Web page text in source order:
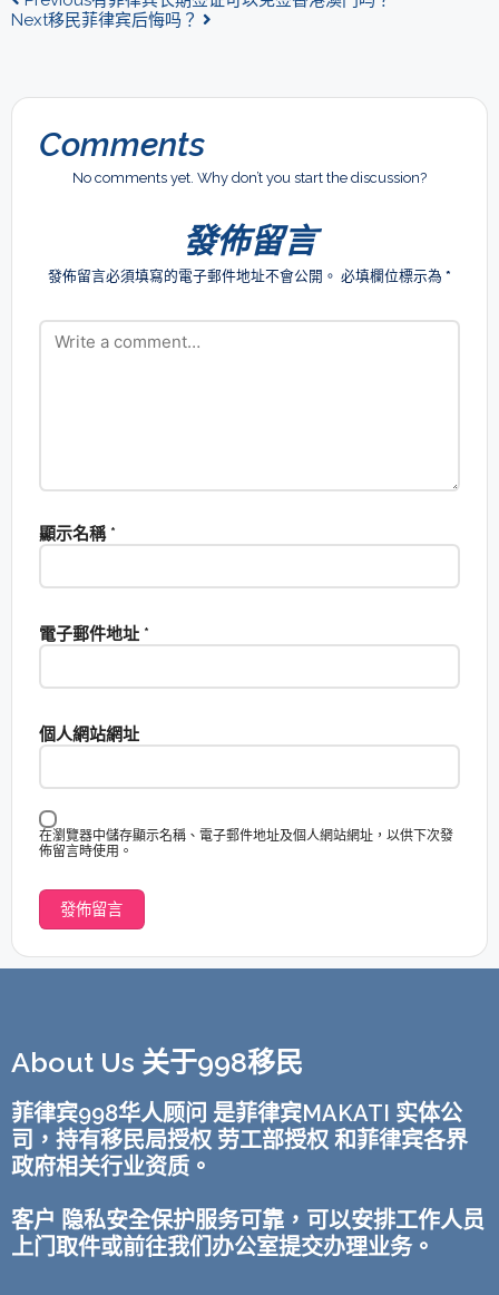
Next移民菲律宾后悔吗？
Comments
No comments yet. Why don’t you start the discussion?
發佈留言
發佈留言必須填寫的電子郵件地址不會公開。 必填欄位標示為 *
顯示名稱 *
電子郵件地址 *
個人網站網址
在瀏覽器中儲存顯示名稱、電子郵件地址及個人網站網址，以供下次發
佈留言時使用。
About Us 关于998移民
菲律宾998华人顾问 是菲律宾MAKATI 实体公
司，持有移民局授权 劳工部授权 和菲律宾各界
政府相关行业资质。
客户 隐私安全保护服务可靠，可以安排工作人员
上门取件或前往我们办公室提交办理业务。